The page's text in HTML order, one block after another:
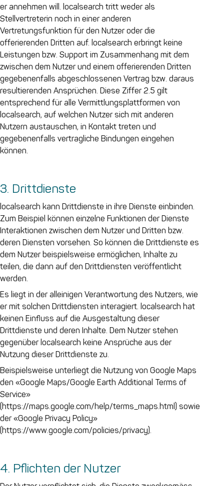
er annehmen will. localsearch tritt weder als
Stellvertreterin noch in einer anderen
Vertretungsfunktion für den Nutzer oder die
offerierenden Dritten auf. localsearch erbringt keine
Leistungen bzw. Support im Zusammenhang mit dem
zwischen dem Nutzer und einem offerierenden Dritten
gegebenenfalls abgeschlossenen Vertrag bzw. daraus
resultierenden Ansprüchen. Diese Ziffer 2.5 gilt
entsprechend für alle Vermittlungsplattformen von
localsearch, auf welchen Nutzer sich mit anderen
Nutzern austauschen, in Kontakt treten und
gegebenenfalls vertragliche Bindungen eingehen
können.
3. Drittdienste
localsearch kann Drittdienste in ihre Dienste einbinden.
Zum Beispiel können einzelne Funktionen der Dienste
Interaktionen zwischen dem Nutzer und Dritten bzw.
deren Diensten vorsehen. So können die Drittdienste es
dem Nutzer beispielsweise ermöglichen, Inhalte zu
teilen, die dann auf den Drittdiensten veröffentlicht
werden.
Es liegt in der alleinigen Verantwortung des Nutzers, wie
er mit solchen Drittdiensten interagiert. localsearch hat
keinen Einfluss auf die Ausgestaltung dieser
Drittdienste und deren Inhalte. Dem Nutzer stehen
gegenüber localsearch keine Ansprüche aus der
Nutzung dieser Drittdienste zu.
Beispielsweise unterliegt die Nutzung von Google Maps
den «Google Maps/Google Earth Additional Terms of
Service»
(https://maps.google.com/help/terms_maps.html) sowie
der «Google Privacy Policy»
(https://www.google.com/policies/privacy).
4. Pflichten der Nutzer